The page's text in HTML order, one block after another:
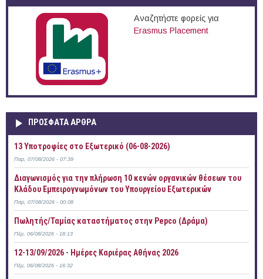
Αναζητήστε φορείς για
Erasmus Placement
ΠΡOΣΦΑΤΑ AΡΘΡΑ
13 Υποτροφίες στο Εξωτερικό (06-08-2026)
Παρ, 07/08/2026 - 07:39
Διαγωνισμός για την πλήρωση 10 κενών οργανικών θέσεων του
Κλάδου Εμπειρογνωμόνων του Υπουργείου Εξωτερικών
Παρ, 07/08/2026 - 00:08
Πωλητής/Ταμίας καταστήματος στην Pepco (Δράμα)
Πέμ, 06/08/2026 - 18:13
12-13/09/2026 - Ημέρες Καριέρας Αθήνας 2026
Πέμ, 06/08/2026 - 16:32